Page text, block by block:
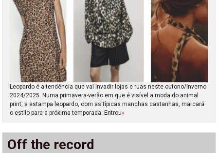
Leopardo é a tendência que vai invadir lojas e ruas neste outono/inverno
2024/2025. Numa primavera-verão em que é visível a moda do animal
print, a estampa leopardo, com as típicas manchas castanhas, marcará
o estilo para a próxima temporada. Entrou»
Off the record